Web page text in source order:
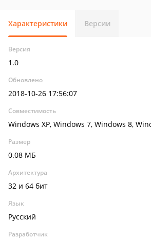
Характеристики Версии
Версия
1.0
Обновлено
2018-10-26 17:56:07
Совместимость
Windows XP, Windows 7, Windows 8,
Размер
0.08 МБ
Архитектура
32 и 64 бит
Язык
Русский
Разработчик